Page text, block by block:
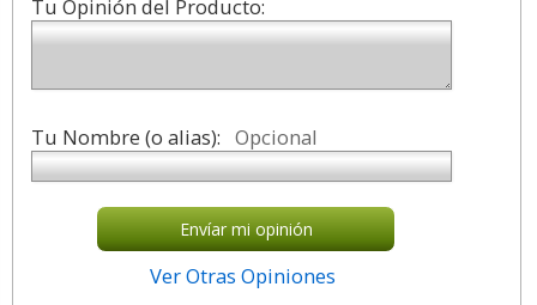
Tu Opinión del Producto:
Tu Nombre (o alias): Opcional
Envíar mi opinión
Ver Otras Opiniones